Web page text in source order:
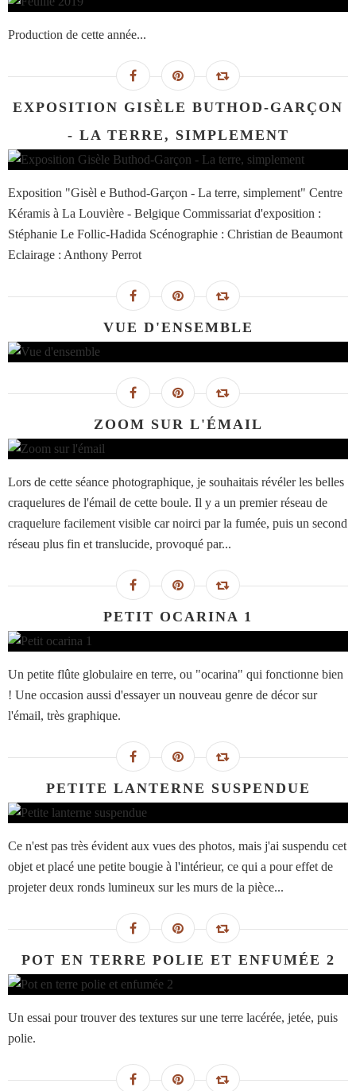
Production de cette année...
EXPOSITION GISÈLE BUTHOD-GARÇON
- LA TERRE, SIMPLEMENT
Exposition "Gisèl e Buthod-Garçon - La terre, simplement" Centre
Kéramis à La Louvière - Belgique Commissariat d'exposition :
Stéphanie Le Follic-Hadida Scénographie : Christian de Beaumont
Eclairage : Anthony Perrot
VUE D'ENSEMBLE
ZOOM SUR L'ÉMAIL
Lors de cette séance photographique, je souhaitais révéler les belles
craquelures de l'émail de cette boule. Il y a un premier réseau de
craquelure facilement visible car noirci par la fumée, puis un second
réseau plus fin et translucide, provoqué par...
PETIT OCARINA 1
Un petite flûte globulaire en terre, ou "ocarina" qui fonctionne bien
! Une occasion aussi d'essayer un nouveau genre de décor sur
l'émail, très graphique.
PETITE LANTERNE SUSPENDUE
Ce n'est pas très évident aux vues des photos, mais j'ai suspendu cet
objet et placé une petite bougie à l'intérieur, ce qui a pour effet de
projeter deux ronds lumineux sur les murs de la pièce...
POT EN TERRE POLIE ET ENFUMÉE 2
Un essai pour trouver des textures sur une terre lacérée, jetée, puis
polie.